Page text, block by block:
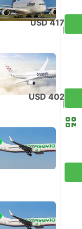
USD 417
на
USD 402
на